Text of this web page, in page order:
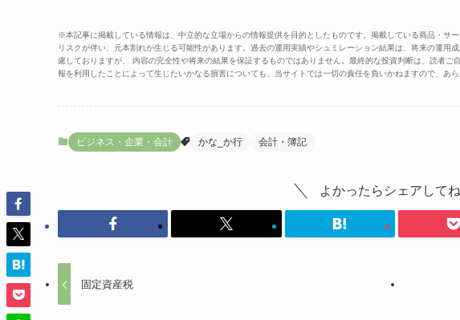
※本記事に掲載している情報は、中立的な立場からの情報提供を目的としたものです。掲載している商品・サ
リスクが伴い、元本割れが生じる可能性があります。過去の運用実績やシュミレーション結果は、将来の運用
慮しておりますが、 内容の完全性や将来の結果を保証するものではありません。最終的な投資判断は、読者
報を利用したことによって生じたいかなる損害についても、当サイトでは一切の責任を負いかねますので、あら
ビジネス・企業・会計 かな_か行 会計・簿記
よかったらシェアしてね
固定資産税